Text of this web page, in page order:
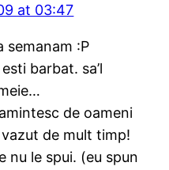
at 03:47
semanam :P
barbat. sa’l
de oameni
vazut de mult timp!
nu le spui. (eu spun